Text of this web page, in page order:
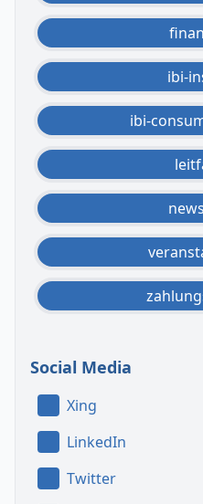
ibi-
ibi-
Social Media
Xing
LinkedIn
Twitter